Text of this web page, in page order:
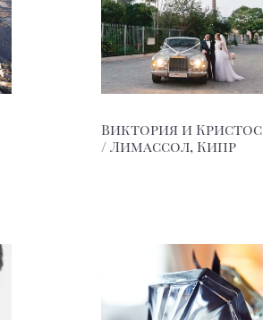
Виктория и Кристос
/ Лимассол, Кипр